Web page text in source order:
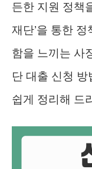
든한 지원 정책
재단’을 통한
함을 느끼는 사
단 대출 신청 방
쉽게 정리해 드